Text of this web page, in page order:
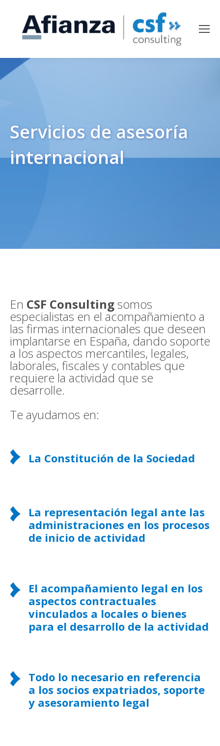
Servicios de asesoría
internacional
En CSF Consultingsomos
especialistas en el acompañamiento a
las firmas internacionales que deseen
implantarse en España, dando soporte
a los aspectos mercantiles, legales,
laborales, fiscales y contables que
requiere la actividad que se
desarrolle.
Te ayudamos en:
La Constitución de la Sociedad
La representación legal ante las
administraciones en los procesos
de inicio de actividad
El acompañamiento legal en los
aspectos contractuales
vinculados a locales o bienes
para el desarrollo de la actividad
Todo lo necesario en referencia
a los socios expatriados, soporte
y asesoramiento legal